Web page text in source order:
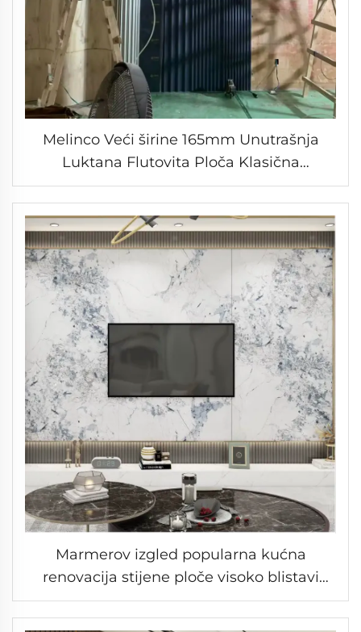
Melinco Veći širine 165mm Unutrašnja
Luktana Flutovita Ploča Klasična
Elegantska Tamno Plava Unutrašnja Ploča
od Bambusovih Vlakna za Zid
Marmerov izgled popularna kućna
renovacija stijene ploče visoko blistavi
efekt teksture PET film WPC stijenčić
čvrste ploče